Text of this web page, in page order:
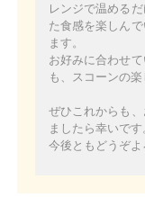
レンジで温める
た食感を楽しん
ます。
お好みに合わせ
も、スコーンの楽
ぜひこれからも
ましたら幸いです
今後ともどうぞよ